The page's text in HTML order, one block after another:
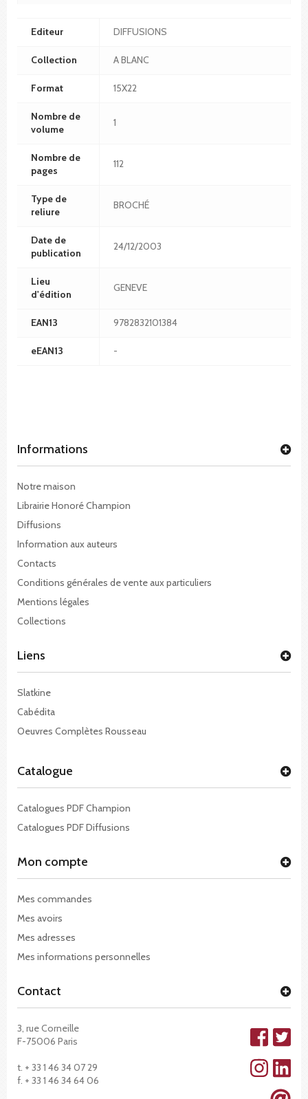
Editeur DIFFUSIONS
Collection A BLANC
Format 15X22
Nombre de
volume
1
Nombre de
pages
112
Type de
reliure
BROCHÉ
Date de
publication
24/12/2003
Lieu
d'édition
GENEVE
EAN13 9782832101384
eEAN13 -
Informations
Notre maison
Librairie Honoré Champion
Diffusions
Information aux auteurs
Contacts
Conditions générales de vente aux particuliers
Mentions légales
Collections
Liens
Slatkine
Cabédita
Oeuvres Complètes Rousseau
Catalogue
Catalogues PDF Champion
Catalogues PDF Diffusions
Mon compte
Mes commandes
Mes avoirs
Mes adresses
Mes informations personnelles
Contact
3, rue Corneille
F-75006 Paris
t. + 33 1 46 34 07 29
f. + 33 1 46 34 64 06